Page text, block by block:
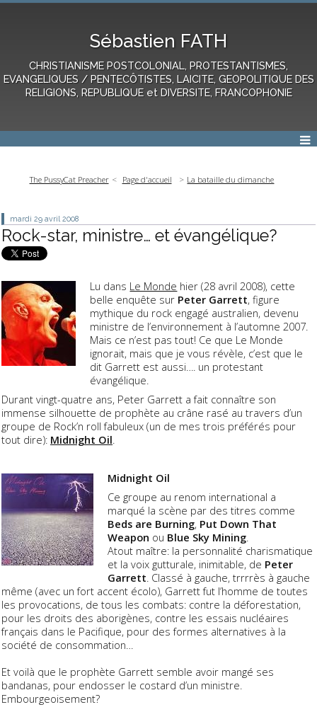
Sébastien FATH
CHRISTIANISME POSTCOLONIAL, PROTESTANTISMES,
EVANGELIQUES / PENTECÔTISTES, LAICITE, GEOPOLITIQUE DES
RELIGIONS, REPUBLIQUE et DIVERSITE, FRANCOPHONIE
The PussyCat Preacher Page d'accueil La bataille du dimanche
mardi 29 avril 2008
Rock-star, ministre… et évangélique?
Lu dans Le Monde hier (28 avril 2008), cette
belle enquête sur Peter Garrett, figure
mythique du rock engagé australien, devenu
ministre de l’environnement à l’automne 2007.
Mais ce n’est pas tout! Ce que Le Monde
ignorait, mais que je vous révèle, c’est que le
dit Garrett est aussi…. un protestant
évangélique.
Durant vingt-quatre ans, Peter Garrett a fait connaître son
immense silhouette de prophète au crâne rasé au travers d’un
groupe de Rock’n roll fabuleux (un de mes trois préférés pour
tout dire): Midnight Oil
Midnight Oil
Ce groupe au renom international a
marqué la scène par des titres comme
Beds are Burning, Put Down That
Weapon ou Blue Sky Mining.
Atout maître: la personnalité charismatique
et la voix gutturale, inimitable, de Peter
Garrett. Classé à gauche, trrrrès à gauche
même (avec un fort accent écolo), Garrett fut l’homme de toutes
les provocations, de tous les combats: contre la déforestation,
pour les droits des aborigènes, contre les essais nucléaires
français dans le Pacifique, pour des formes alternatives à la
société de consommation…
Et voilà que le prophète Garrett semble avoir mangé ses
bandanas, pour endosser le costard d’un ministre.
Embourgeoisement?